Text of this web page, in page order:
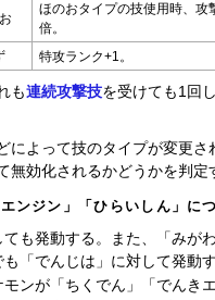
ほのおタイプの技使用時、攻
倍。
特攻ランク+1。
も連続攻撃技を受けても1回
によって技のタイプが変更さ
無効化されるかどうかを判定
ンジン」「ひらいしん」に
ても発動する。また、「みが
「でんじは」に対して発動す
ンが「ちくでん」「でんきエ